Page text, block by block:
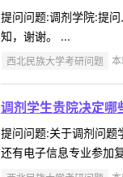
提问问题:调剂学院:提
知，谢谢。 ...
西北民族大学考研问题
调剂学生贵院决定哪
提问问题:关于调剂问
还有电子信息专业参加